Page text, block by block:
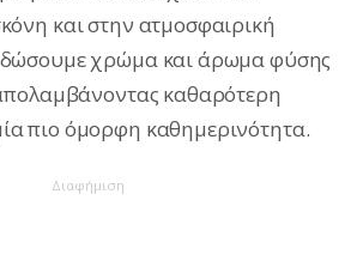
και στην ατμοσφαιρική
χρώμα και άρωμα φύσης
καθαρότερη
πιο όμορφη καθημερινότητα.
Διαφήμιση